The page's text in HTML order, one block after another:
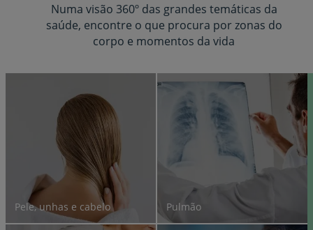
Numa visão 360º das grandes temáticas da
saúde, encontre o que procura por zonas do
corpo e momentos da vida
Pele, unhas e cabelo Pulmão